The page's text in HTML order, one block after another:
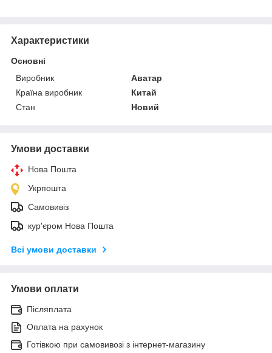
Характеристики
Основні
Виробник
Аватар
Країна виробник
Китай
Стан
Новий
Умови доставки
Нова Пошта
Укрпошта
Самовивіз
кур'єром Нова Пошта
Всі умови доставки
Умови оплати
Післяплата
Оплата на рахунок
Готівкою при самовивозі з інтернет-магазину